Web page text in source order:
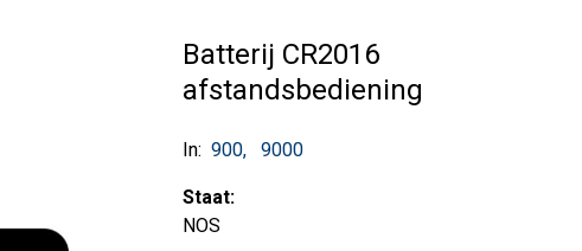
Batterij CR2016
afstandsbediening
In: 900 9000
Staat:
NOS